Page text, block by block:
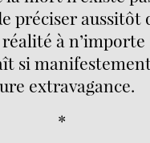
préciser aussitôt
réalité à
si
extravagance.
*